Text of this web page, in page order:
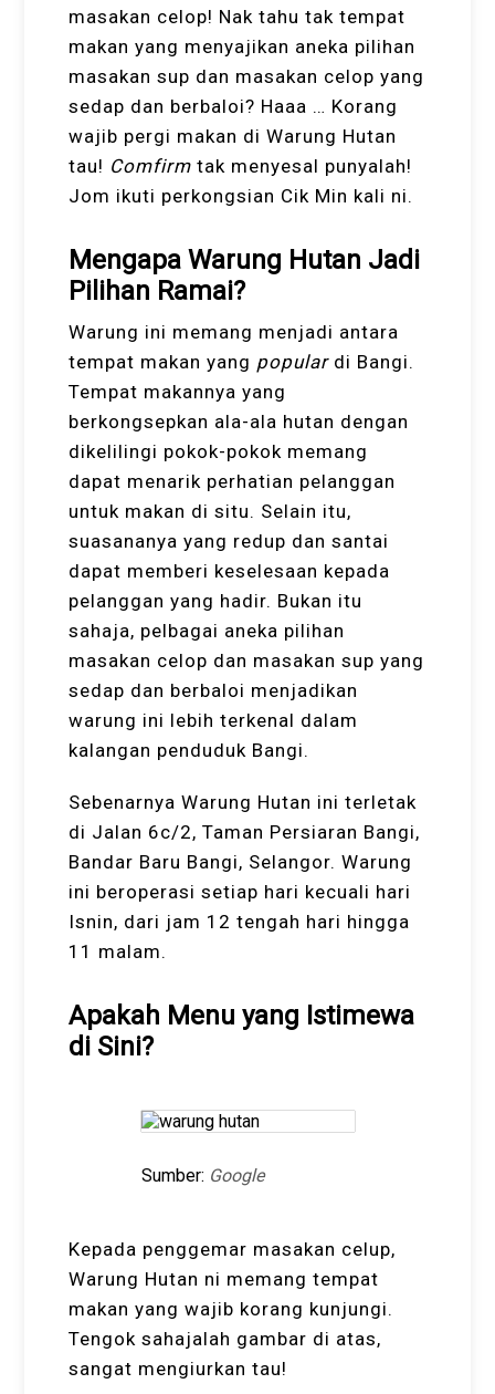
masakan celop! Nak tahu tak tempat
makan yang menyajikan aneka pilihan
masakan sup dan masakan celop yang
sedap dan berbaloi? Haaa … Korang
wajib pergi makan di Warung Hutan
tau! Comfirm tak menyesal punyalah!
Jom ikuti perkongsian Cik Min kali ni.
Mengapa Warung Hutan Jadi
Pilihan Ramai?
Warung ini memang menjadi antara
tempat makan yang populardi Bangi.
Tempat makannya yang
berkongsepkan ala-ala hutan dengan
dikelilingi pokok-pokok memang
dapat menarik perhatian pelanggan
untuk makan di situ. Selain itu,
suasananya yang redup dan santai
dapat memberi keselesaan kepada
pelanggan yang hadir. Bukan itu
sahaja, pelbagai aneka pilihan
masakan celop dan masakan sup yang
sedap dan berbaloi menjadikan
warung ini lebih terkenal dalam
kalangan penduduk Bangi.
Sebenarnya Warung Hutan ini terletak
di Jalan 6c/2, Taman Persiaran Bangi,
Bandar Baru Bangi, Selangor. Warung
ini beroperasi setiap hari kecuali hari
Isnin, dari jam 12 tengah hari hingga
11 malam.
Apakah Menu yang Istimewa
di Sini?
Sumber: Google
Kepada penggemar masakan celup,
Warung Hutan ni memang tempat
makan yang wajib korang kunjungi.
Tengok sahajalah gambar di atas,
sangat mengiurkan tau!